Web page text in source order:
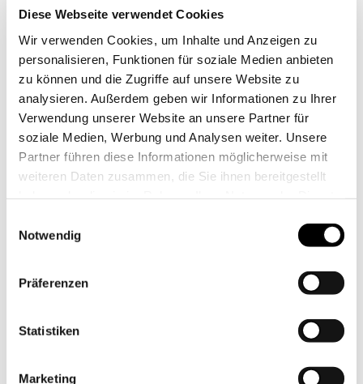
Diese Webseite verwendet Cookies
Wir verwenden Cookies, um Inhalte und Anzeigen zu
personalisieren, Funktionen für soziale Medien anbieten
zu können und die Zugriffe auf unsere Website zu
analysieren. Außerdem geben wir Informationen zu Ihrer
Verwendung unserer Website an unsere Partner für
soziale Medien, Werbung und Analysen weiter. Unsere
Partner führen diese Informationen möglicherweise mit
weiteren Daten zusammen, die Sie ihnen bereitgestellt
Cookies, wenn Sie unsere Webseite weiterhin nutzen.
Notwendig
Präferenzen
Statistiken
Marketing
Zahlreiche Besucherinnen und Besucher informierten sich
am 7. Oktober in der Demenz-WG „Anderland“ über Pflege-
Gemeinsam mit den Johannitern konnten authentische
Einblicke in das Leben innerhalb der Wohngemeinschaft
geben und über freie Wohnungen sowie das Konzept
ANFRAGELISTE